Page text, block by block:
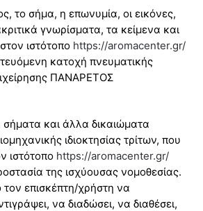
το σήμα, η επωνυμία, οι εικόνες,
γνωρίσματα, τα κείμενα και
ιστότοπο https://aromacenter.gr/
κατοχή πνευματικής
ΠΑΝΑΡΕΤΟΣ
και άλλα δικαιώματα
ιδιοκτησίας τρίτων, που
ιστότοπο https://aromacenter.gr/
της ισχύουσας νομοθεσίας.
επισκέπτη/χρήστη να
να διαδώσει, να διαθέσει,